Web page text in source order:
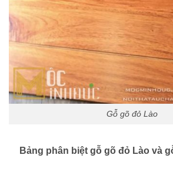
Gỗ gõ đỏ Lào
Bảng phân biệt gỗ gõ đỏ Lào và